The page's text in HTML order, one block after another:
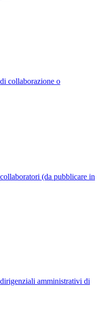
collaborazione o
(da pubblicare in
amministrativi di